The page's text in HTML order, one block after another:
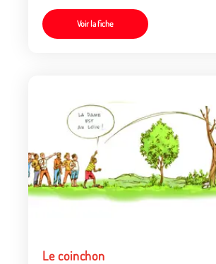
Voir la fiche
Le coinchon